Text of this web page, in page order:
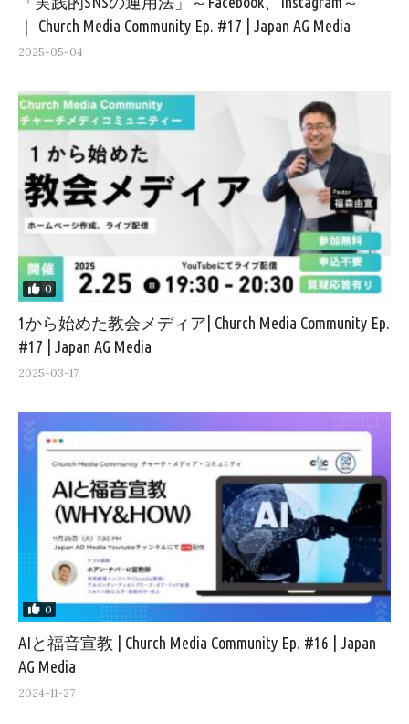
｜ Church Media Community Ep. #17 | Japan AG Media
2025-05-04
0
1から始めた教会メディア| Church Media Community Ep.
#17 | Japan AG Media
2025-03-17
0
AIと福音宣教 | Church Media Community Ep. #16 | Japan
AG Media
2024-11-27